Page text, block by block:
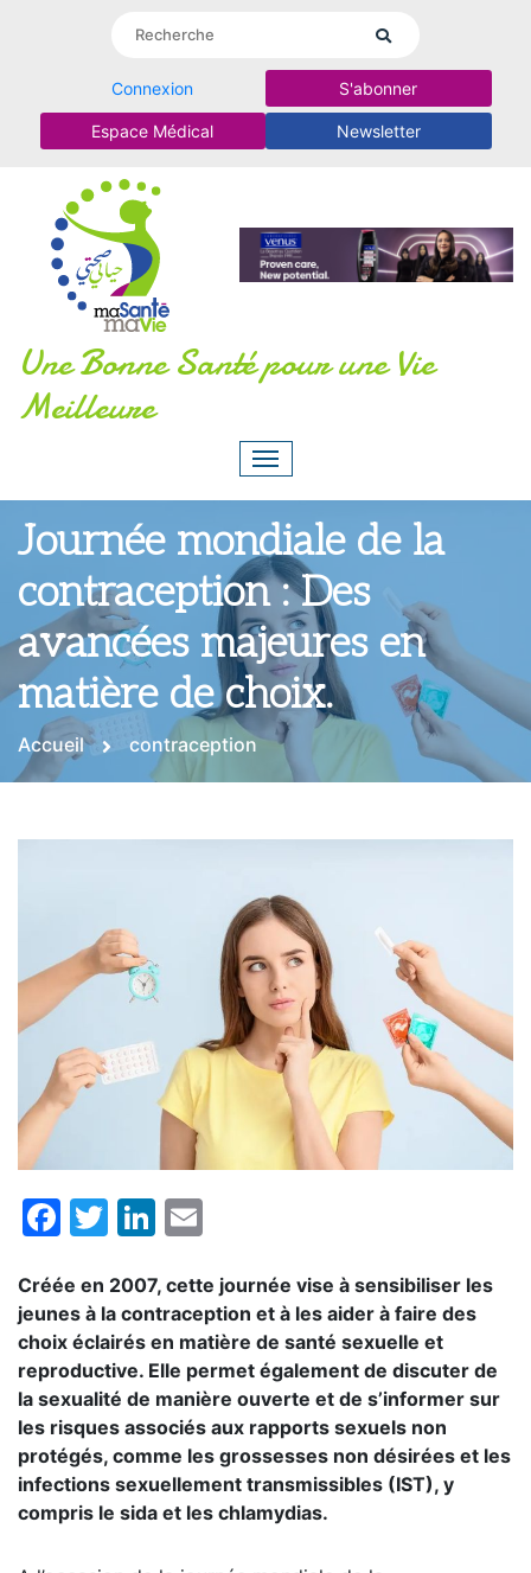
Connexion S'abonner
Espace Médical Newsletter
Une Bonne Santé pour une Vie
Meilleure
Journée mondiale de la
contraception : Des
avancées majeures en
matière de choix.
Accueil contraception
Facebook
TwitterLinkedIn
Créée en 2007, cette journée vise à sensibiliser les
jeunes à la contraception et à les aider à faire des
choix éclairés en matière de santé sexuelle et
reproductive. Elle permet également de discuter de
la sexualité de manière ouverte et de s’informer sur
les risques associés aux rapports sexuels non
protégés, comme les grossesses non désirées et les
infections sexuellement transmissibles (IST), y
compris le sida et les chlamydias.